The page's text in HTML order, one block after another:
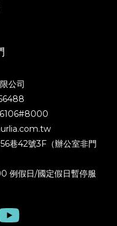
公司
巷42號3F（辦公室非門
例假日/國定假日暫停服